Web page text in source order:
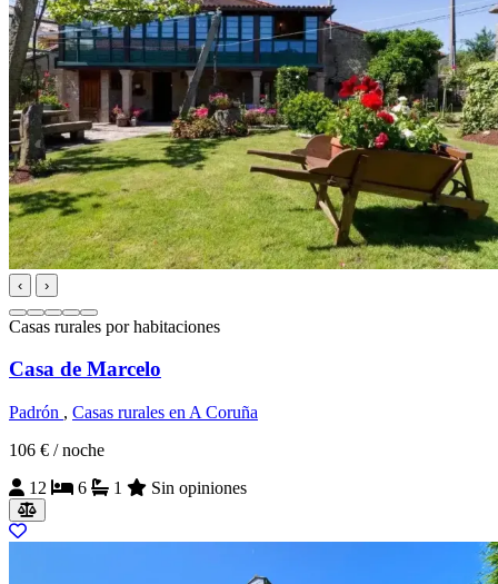
‹ ›
Casas rurales por habitaciones
Casa de Marcelo
Padrón , Casas rurales en A Coruña
106 € / noche
12
6 1 Sin opiniones